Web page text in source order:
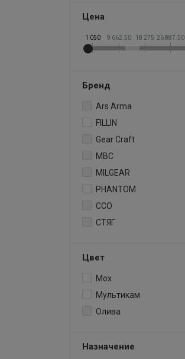
Цена
1 050 9 662.50 18 275 26 887.50
Бренд
Ars Arma
FILLIN
Gear Craft
MBC
MILGEAR
PHANTOM
ССО
СТЯГ
Цвет
Мох
Мультикам
Олива
Назначение